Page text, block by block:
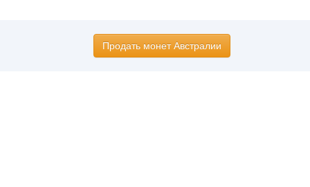
Продать монет Австралии